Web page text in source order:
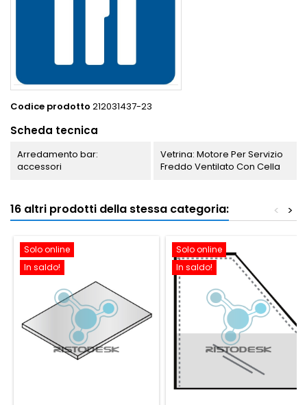
Codice prodotto 212031437-23
Scheda tecnica
Arredamento bar:
accessori
Vetrina: Motore Per Servizio
Freddo Ventilato Con Cella
16 altri prodotti della stessa categoria: >
<
Solo online
In saldo!
Solo online
In saldo!